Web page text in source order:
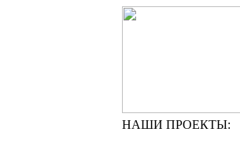
НАШИ ПРОЕКТЫ: